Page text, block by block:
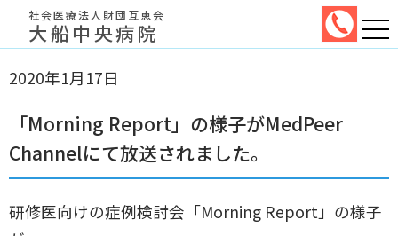
社会医療法人財団互恵会
大船中央病院
2020年1月17日
「Morning Report」の様子がMedPeer
Channelにて放送されました。
研修医向けの症例検討会「Morning Report」の様子